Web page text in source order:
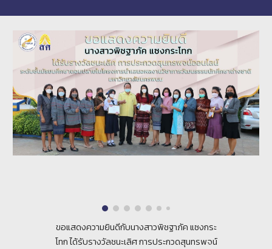
ขอแสดงความยินดีกับนางสาวพิชฐาภัค แซงกระ
โทก ได้รับรางวัลชนะเลิศ การประกวดสุนทรพจน์